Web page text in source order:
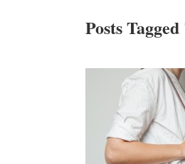
Posts Tagged